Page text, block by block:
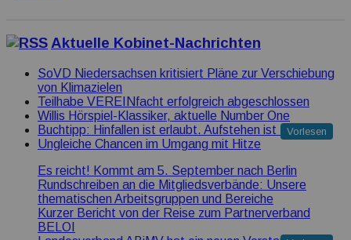
Aktuelle Kobinet-Nachrichten
SoVD Niedersachsen kritisiert Pläne zur Verschiebung
von Klimazielen
Teilhabe VEREINfacht erfolgreich abgeschlossen
Willis Hörspiel-Klassiker, aktuelle Number One
Buchtipp: Hinfallen ist erlaubt. Aufstehen ist Pflicht
Ungleiche Chancen im Umgang mit Hitze
Vorlesen
Es reicht! Kommt am 5. September nach Berlin
Rundschreiben an die Mitgliedsverbände: Unsere
thematischen Arbeitsgruppen und Bereiche
Kurzer Bericht von der Reise zum Partnerverband
BELOI